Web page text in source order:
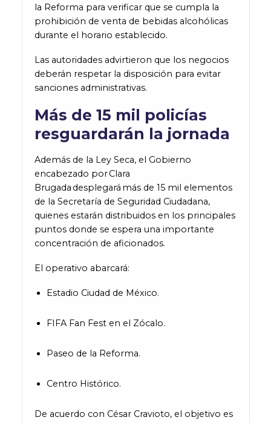
la Reforma para verificar que se cumpla la
prohibición de venta de bebidas alcohólicas
durante el horario establecido.
Las autoridades advirtieron que los negocios
deberán respetar la disposición para evitar
sanciones administrativas.
Más de 15 mil policías
resguardarán la jornada
Además de la Ley Seca, el Gobierno
encabezado por Clara
Brugada desplegará más de 15 mil elementos
de la Secretaría de Seguridad Ciudadana,
quienes estarán distribuidos en los principales
puntos donde se espera una importante
concentración de aficionados.
El operativo abarcará:
Estadio Ciudad de México.
FIFA Fan Fest en el Zócalo.
Paseo de la Reforma.
Centro Histórico.
De acuerdo con César Cravioto, el objetivo es